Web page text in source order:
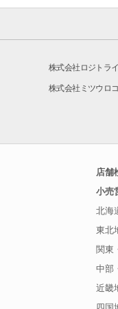
株式会社ロジトラ
株式会社ミツウロ
店舗
小売
北海
東北
関東
中部
近畿